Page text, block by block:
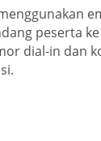
peserta
dial-in dan